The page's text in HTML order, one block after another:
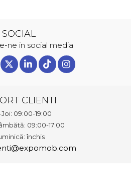
SOCIAL
ne in social media
CLIENTI
Joi: 09:00-19:00
09:00-17:00
închis